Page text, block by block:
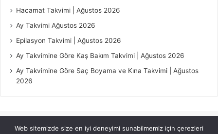
Hacamat Takvimi | Ağustos 2026
Ay Takvimi Ağustos 2026
Epilasyon Takvimi | Ağustos 2026
Ay Takvimine Göre Kaş Bakım Takvimi | Ağustos 2026
Ay Takvimine Göre Saç Boyama ve Kına Takvimi | Ağustos
2026
© Copyright 2026, All Rights Reserved | Jannah Theme by
Web sitemizde size en iyi deneyimi sunabilmemiz için çerezleri